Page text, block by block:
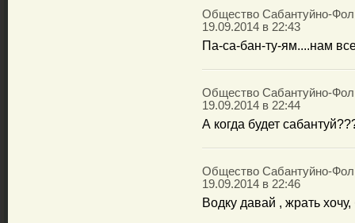
Общество Сабантуйно-
19.09.2014 в 22:43
Па-са-бан-ту-ям....нам
Общество Сабантуйно-
19.09.2014 в 22:44
А когда будет
Общество Сабантуйно-
19.09.2014 в 22:46
Водку давай , жрать хочу,